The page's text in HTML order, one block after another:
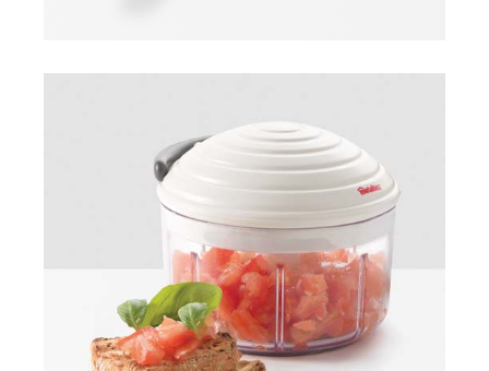
Rotomac